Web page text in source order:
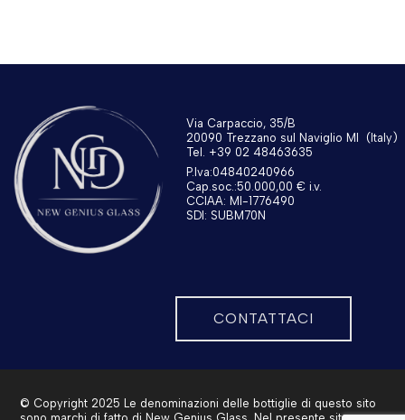
Via Carpaccio, 35/B
20090 Trezzano sul Naviglio MI
(Italy)
Tel. +39 02 48463635
P.Iva:04840240966
Cap.soc.:50.000,00 € i.v.
CCIAA: MI-1776490
SDI: SUBM70N
CONTATTACI
© Copyright 2025 Le denominazioni delle bottiglie di questo sito